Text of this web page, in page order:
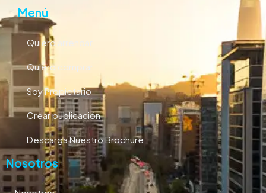
Menú
Quiero arrendar
Quiero comprar
Soy Propietario
Crear publicación
Descarga Nuestro Brochure
Nosotros